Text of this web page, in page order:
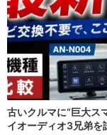
古いクルマに“巨大ス
イオーディオ3兄弟を